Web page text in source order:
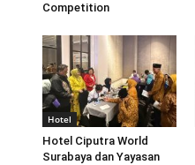
Competition
Hotel
Hotel Ciputra World
Surabaya dan Yayasan